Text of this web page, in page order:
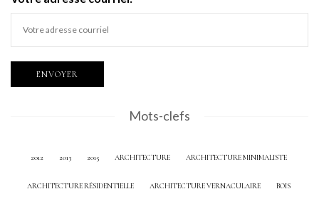
Mots-clefs
2012 2013 2015 ARCHITECTURE ARCHITECTURE MINIMALISTE
ARCHITECTURE RÉSIDENTIELLE ARCHITECTURE VERNACULAIRE BOIS